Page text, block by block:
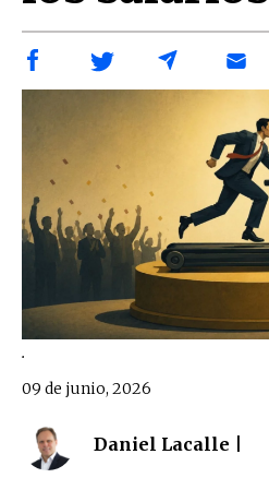
.
Daniel Lacalle |
09 de junio, 2026